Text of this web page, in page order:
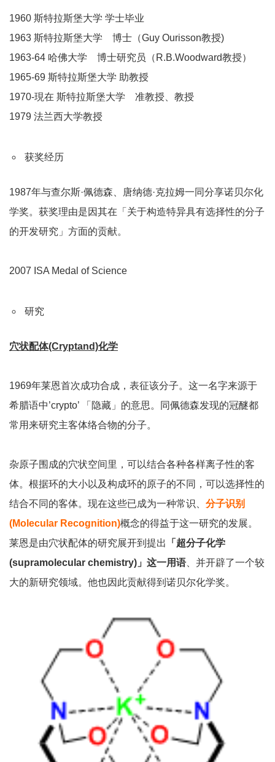
1960 斯特拉斯堡大学 学士毕业
1963 斯特拉斯堡大学 博士（Guy Ourisson教授)
1963-64 哈佛大学 博士研究员（R.B.Woodward教授）
1965-69 斯特拉斯堡大学 助教授
1970-現在 斯特拉斯堡大学 准教授、教授
1979 法兰西大学教授
获奖经历
1987年与查尔斯·佩德森、唐纳德·克拉姆一同分享诺贝尔化
学奖。获奖理由是因其在「关于构造特异具有选择性的分子
的开发研究」方面的贡献。
2007 ISA Medal of Science
研究
穴状配体(Cryptand)化学
1969年莱恩首次成功合成，表征该分子。这一名字来源于
希腊语中’crypto’ 「隐藏」的意思。同佩德森发现的冠醚都
常用来研究主客体络合物的分子。
杂原子围成的穴状空间里，可以结合各种各样离子性的客
体。根据环的大小以及构成环的原子的不同，可以选择性的
结合不同的客体。现在这些已成为一种常识、 分子识别
(Molecular Recognition)概念的得益于这一研究的发展。
莱恩是由穴状配体的研究展开到提出
「超分子化学
(supramolecular chemistry)」这一用语、并开辟了一个较
大的新研究领域。他也因此贡献得到诺贝尔化学奖。